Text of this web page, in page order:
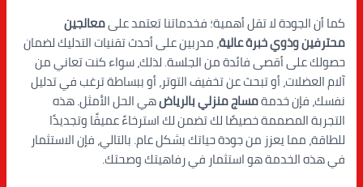
كما أن الجودة لا تقل أهمية؛ فخدماتنا تعتمد علىمعالجين
محترفين وذوي خبرة عالية، مدربين على أحدث تقنيات التدليك لضمان
حصولك على أقصى فائدة من الجلسة. لذلك، سواء كنت تعاني من
آلام العضلات، أو تبحث عن تخفيف التوتر، أو ببساطة ترغب في تدليل
نفسك، فإن خدمةمساج منزلي بالرياضهي الحل الأمثل. هذه
التجربة المصممة خصيصًا لك تضمن لك استرخاءً عميقًا وتجديدًا
للطاقة، مما يعزز من جودة حياتك بشكل عام. بالتالي، فإن الاستثمار
في هذه الخدمة هو استثمار في رفاهيتك وصحتك.